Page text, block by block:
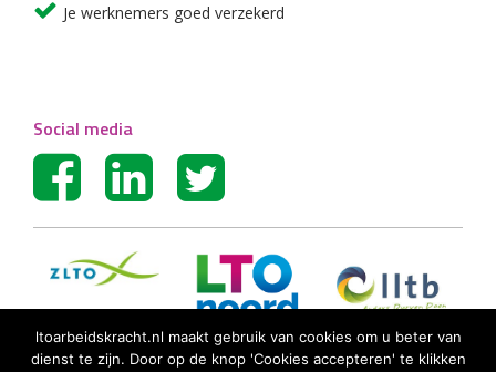
Je werknemers goed verzekerd
Social media
ltoarbeidskracht.nl maakt gebruik van cookies om u beter van
dienst te zijn. Door op de knop 'Cookies accepteren' te klikken